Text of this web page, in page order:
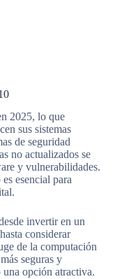
2025, lo que
sus sistemas
de seguridad
no actualizados se
y vulnerabilidades.
esencial para
invertir en un
considerar
de la computación
seguras y
una opción atractiva.